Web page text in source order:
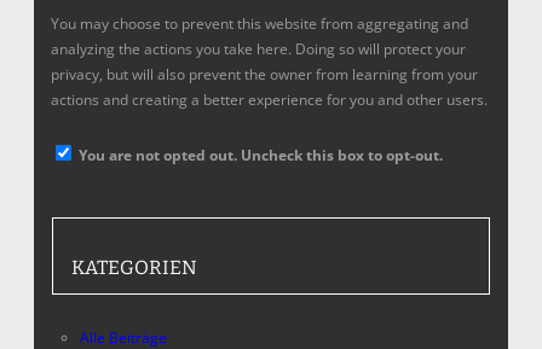
You may choose to prevent this website from aggregating and
analyzing the actions you take here. Doing so will protect your
privacy, but will also prevent the owner from learning from your
actions and creating a better experience for you and other users.
You are not opted out. Uncheck this box to opt-out.
KATEGORIEN
Alle Beiträge